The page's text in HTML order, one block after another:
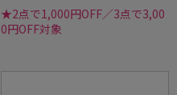
★2点で1,000円OFF／3点で3,00
0円OFF対象